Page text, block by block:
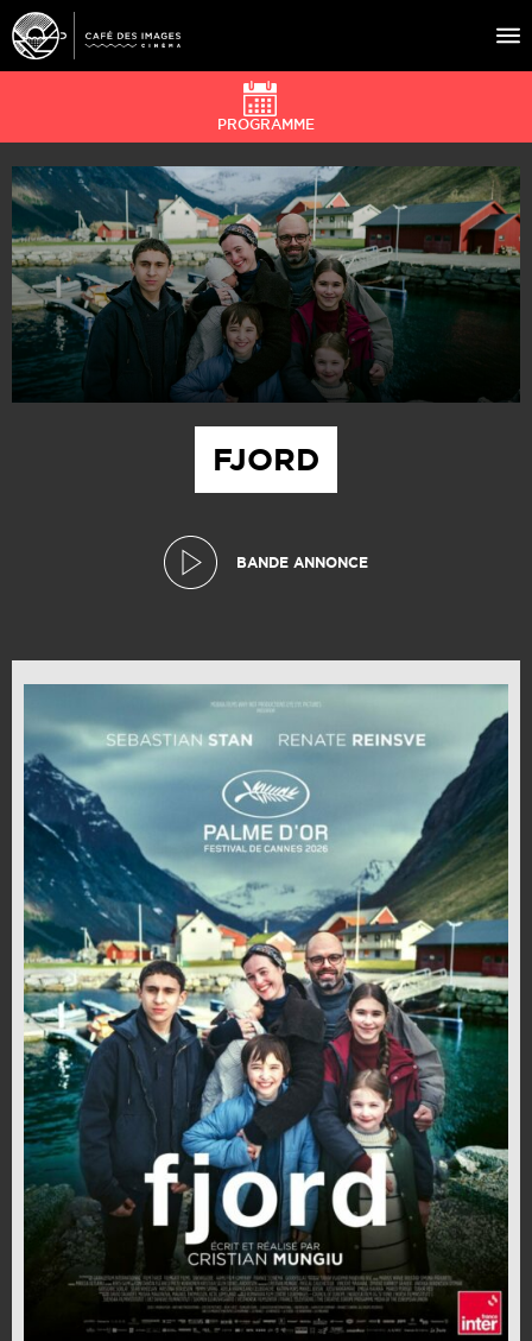
À L’AFFICHE
ÉVÉNEMENTS
CAFÉ DU CINÉ
PRATIQUE
ÉDUCATION AUX IMAGES
FJORD
BANDE ANNONCE
PROGRAMME